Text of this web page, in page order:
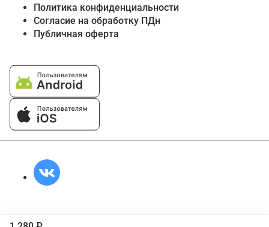
Политика конфиденциальности
Согласие на обработку ПДн
Публичная оферта